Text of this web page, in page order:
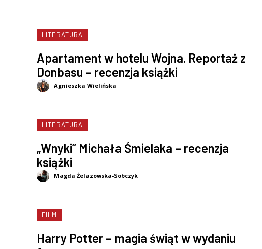
LITERATURA
Apartament w hotelu Wojna. Reportaż z
Donbasu – recenzja książki
Agnieszka Wielińska
LITERATURA
„Wnyki” Michała Śmielaka – recenzja
książki
Magda Żelazowska-Sobczyk
FILM
Harry Potter – magia świąt w wydaniu